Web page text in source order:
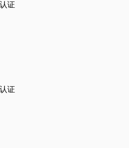
认证
认证